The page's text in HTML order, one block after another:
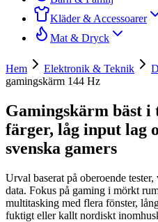
Kläder & Accessoarer
Mat & Dryck
Hem Elektronik & Teknik
gamingskärm 144 Hz
Gamingskärm bäst i
färger, låg input lag
svenska gamers
Urval baserat på oberoende
data. Fokus på gaming i mörkt
multitasking med flera fönster,
fuktigt eller kallt nordiskt